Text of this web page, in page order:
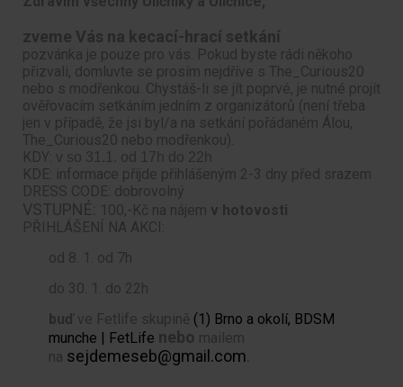
zveme Vás na kecací-hrací setkání
pozvánka je pouze pro vás. Pokud byste rádi někoho
přizvali, domluvte se prosím nejdříve s The_Curious20
nebo s modřenkou. Chystáš-li se jít poprvé, je nutné projít
ověřovacím setkáním jedním z organizátorů (není třeba
jen v případě, že jsi byl/a na setkání pořádaném Álou,
The_Curious20 nebo modřenkou).
KDY: v so 31.1. od 17h do 22h
KDE: informace přijde přihlášeným 2-3 dny před srazem
DRESS CODE: dobrovolný
VSTUPNÉ: 100,-Kč na nájem v hotovosti
PŘIHLÁŠENÍ NA AKCI:
od 8. 1. od 7h
do 30. 1. do 22h
buďve Fetlife skupině (1) Brno a okolí, BDSM
munche | FetLife nebo mailem
na sejdemeseb@gmail.com